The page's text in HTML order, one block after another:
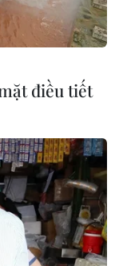
điều tiết